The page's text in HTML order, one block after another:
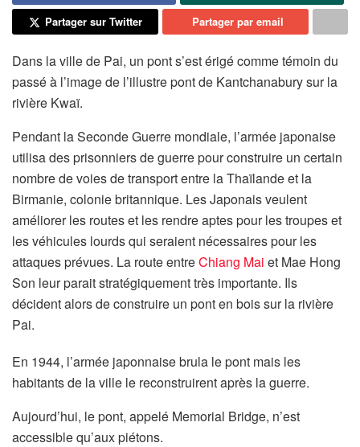
Partager sur Twitter
Partager par email
Dans la ville de Pai, un pont s’est érigé comme témoin du
passé à l’image de l’illustre pont de Kantchanabury sur la
rivière Kwaï.
Pendant la Seconde Guerre mondiale, l’armée japonaise
utilisa des prisonniers de guerre pour construire un certain
nombre de voies de transport entre la Thaïlande et la
Birmanie, colonie britannique. Les Japonais veulent
améliorer les routes et les rendre aptes pour les troupes et
les véhicules lourds qui seraient nécessaires pour les
attaques prévues. La route entreChiang Mai et Mae Hong
Son leur parait stratégiquement très importante. Ils
décident alors de construire un pont en bois sur la rivière
Pai.
En 1944, l’armée japonnaise brula le pont mais les
habitants de la ville le reconstruirent après la guerre.
Aujourd’hui, le pont, appelé Memorial Bridge, n’est
accessible qu’aux piétons.